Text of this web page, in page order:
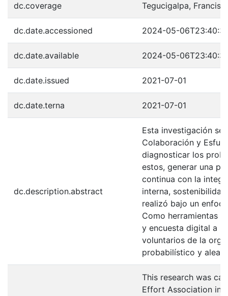
dc.coverage Tegucigalpa,
dc.date.accessioned 2024-05-
dc.date.available 2024-05-
dc.date.issued 2021-07-01
dc.date.terna 2021-07-01
dc.description.abstract
Esta investigación se
Colaboración y
diagnosticar los
estos, generar una
continua con la
interna,
realizó bajo un
Como herramientas
y encuesta digital a
voluntarios de la
probabilístico y
This research was
Effort Association in